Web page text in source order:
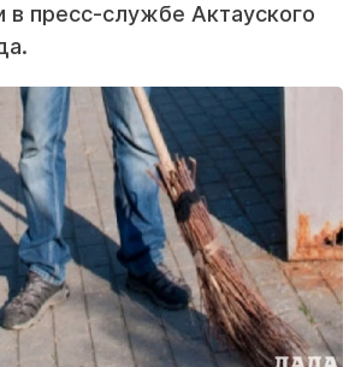
в пресс-службе Актауского